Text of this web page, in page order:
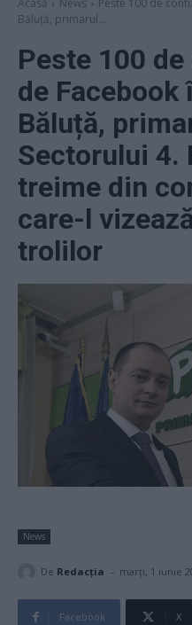
Băluță, primarul...
Peste 100
de Facebook
Băluță,
Sectorului 4.
treime din
care-l
trolilor
News
De Redacţia - marți, 1 iunie
Facebook X